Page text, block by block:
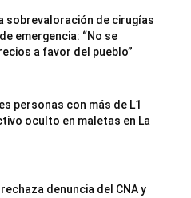
sobrevaloración de cirugías
emergencia: “No se
a favor del pueblo”
personas con más de L1
oculto en maletas en La
denuncia del CNA y